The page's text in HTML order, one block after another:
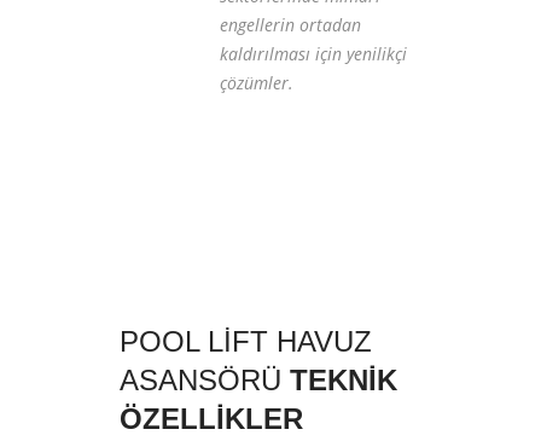
engellerin ortadan
kaldırılması için yenilikçi
çözümler.
POOL LIFT HAVUZ
ASANSÖRÜ TEKNIK
ÖZELLIKLER